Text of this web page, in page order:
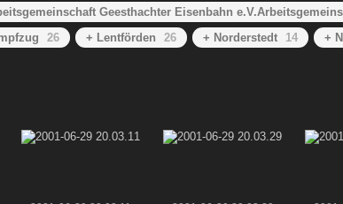
Geesthachter Eisenbahn
26 + Lentförden 26 + Norderstedt 14 +